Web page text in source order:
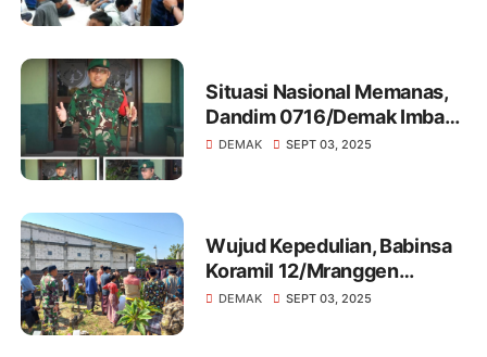
Situasi Nasional Memanas,
Dandim 0716/Demak Imbau
Warga Masyarakat Jaga
DEMAK SEPT 03, 2025
Wujud Kepedulian, Babinsa
Koramil 12/Mranggen
Melakukan Takziah Warga
DEMAK SEPT 03, 2025